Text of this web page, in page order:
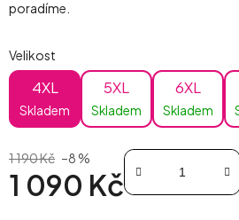
poradíme.
Velikost
4XL
Skladem
5XL
Skladem
6XL
Skladem
1 190 Kč –8 %
1 090 Kč